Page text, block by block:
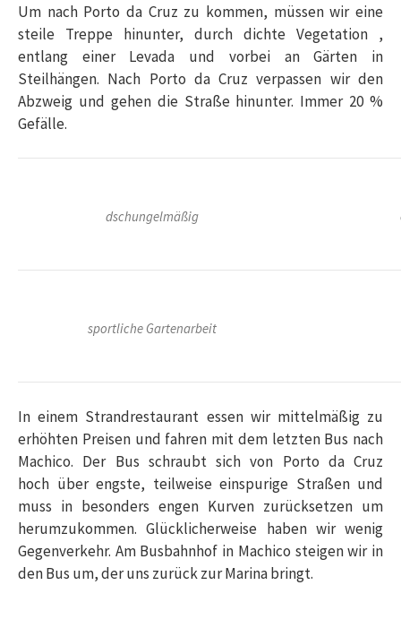
Um nach Porto da Cruz zu kommen, müssen wir eine
steile Treppe hinunter, durch dichte Vegetation ,
entlang einer Levada und vorbei an Gärten in
Steilhängen. Nach Porto da Cruz verpassen wir den
Abzweig und gehen die Straße hinunter. Immer 20 %
Gefälle.
dschungelmäßig
sportliche Gartenarbeit
In einem Strandrestaurant essen wir mittelmäßig zu
erhöhten Preisen und fahren mit dem letzten Bus nach
Machico. Der Bus schraubt sich von Porto da Cruz
hoch über engste, teilweise einspurige Straßen und
muss in besonders engen Kurven zurücksetzen um
herumzukommen. Glücklicherweise haben wir wenig
Gegenverkehr. Am Busbahnhof in Machico steigen wir in
den Bus um, der uns zurück zur Marina bringt.